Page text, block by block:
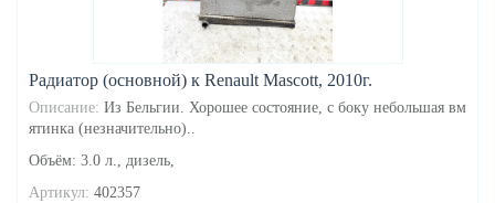
Радиатор (основной) к Renault Mascott, 2010г.
Описание: Из Бельгии. Хорошее состояние, с боку небольшая вм
ятинка (незначительно)..
Объём: 3.0 л., дизель,
Артикул: 402357